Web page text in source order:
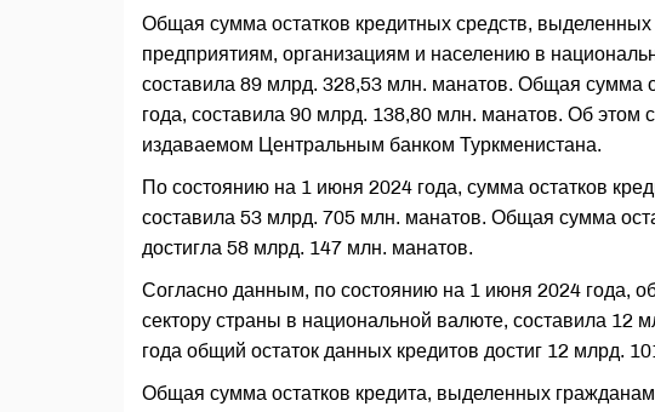
Общая сумма остатков кредитных средств,
предприятиям, организациям и населению в
составила 89 млрд. 328,53 млн. манатов. Общая сумма
года, составила 90 млрд. 138,80 млн. манатов. Об этом
издаваемом Центральным банком Туркменистана.
По состоянию на 1 июня 2024 года, сумма остатков
составила 53 млрд. 705 млн. манатов. Общая сумма
достигла 58 млрд. 147 млн. манатов.
Согласно данным, по состоянию на 1 июня 2024 года,
сектору страны в национальной валюте, составила
года общий остаток данных кредитов достиг 12 млрд.
Общая сумма остатков кредита, выделенных